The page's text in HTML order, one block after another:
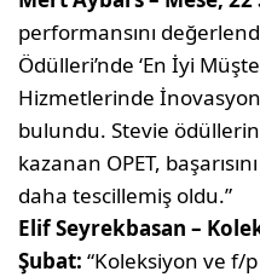
performansını
Ödülleri’nde ‘En İyi
Hizmetlerinde
bulundu. Stevie
kazanan OPET,
daha tescillemiş oldu.”
Elif Seyrekbasan –
Şubat: “Koleksiyon ve f/